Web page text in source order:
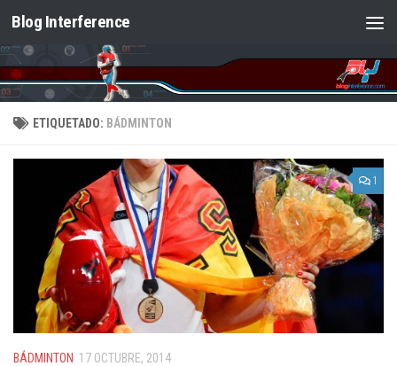
Saltar al contenido
Blog Interference
ETIQUETADO: BÁDMINTON
1
BÁDMINTON 17 OCTUBRE, 2014